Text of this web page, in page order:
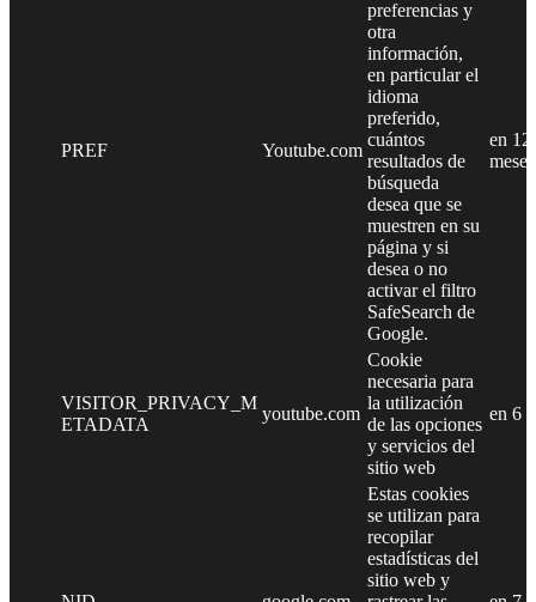
PREF Youtube.com
preferencias y
otra
información,
en particular el
idioma
preferido,
cuántos
resultados de
búsqueda
desea que se
muestren en su
página y si
desea o no
activar el filtro
SafeSearch de
Google.
en 12
meses
VISITOR_PRIVACY_M
ETADATA
youtube.com
Cookie
necesaria para
la utilización
de las opciones
y servicios del
sitio web
en 6
Estas cookies
se utilizan para
recopilar
estadísticas del
sitio web y